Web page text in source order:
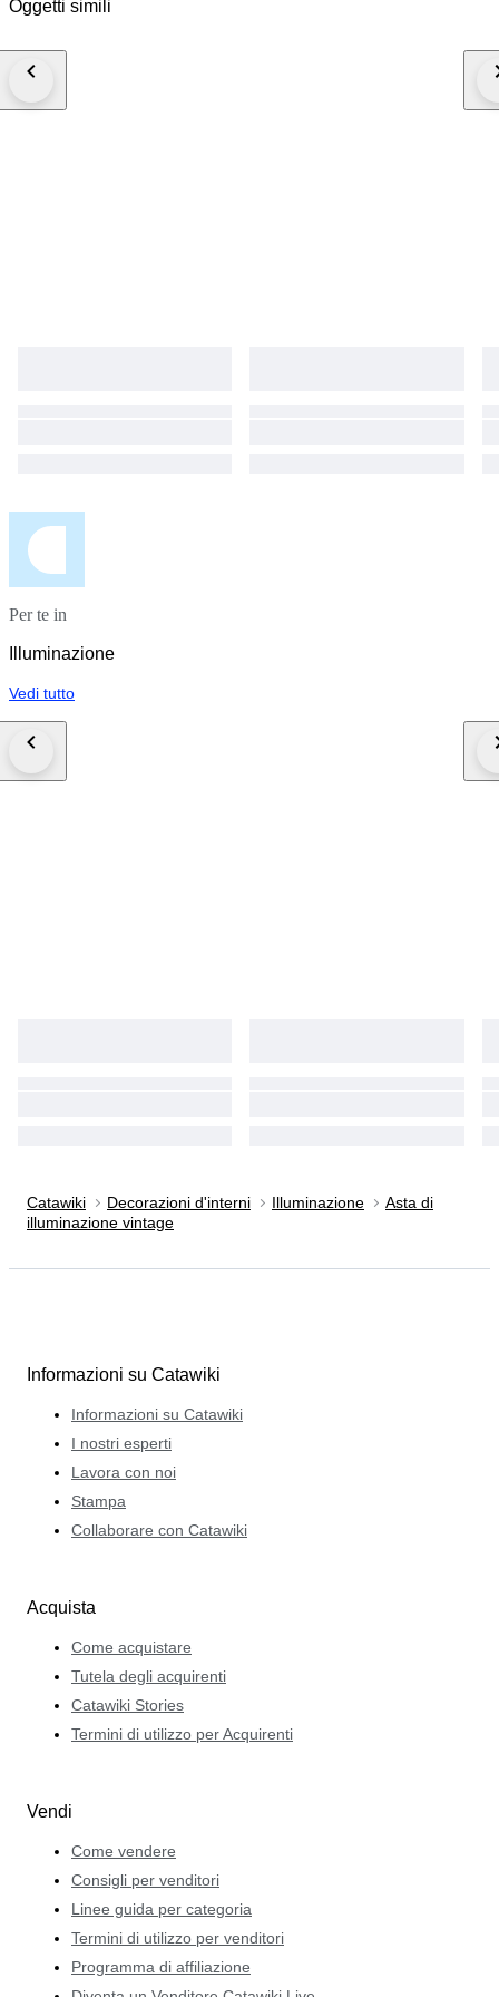
Esemplare funzionante con un bel aspetto industriale.
Molto decorativo e apprezzato tra i collezionisti di
tecnologia cinematografica e per studi.
Oggetti simili
Per te in
Illuminazione
Vedi tutto
Catawiki Decorazioni d'interni Illuminazione
Asta di
illuminazione vintage
Informazioni su Catawiki
Informazioni su Catawiki
I nostri esperti
Lavora con noi
Stampa
Collaborare con Catawiki
Acquista
Come acquistare
Tutela degli acquirenti
Catawiki Stories
Termini di utilizzo per Acquirenti
Vendi
Come vendere
Consigli per venditori
Linee guida per categoria
Termini di utilizzo per venditori
Programma di affiliazione